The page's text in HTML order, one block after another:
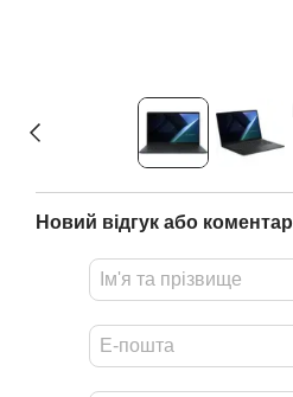
Новий відгук або коментар